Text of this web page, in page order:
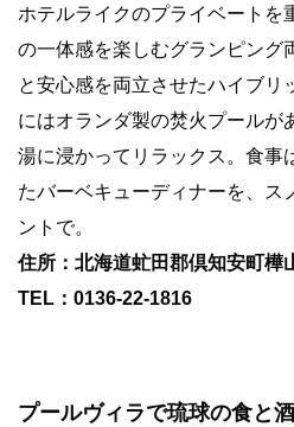
ホテルライクのプライベートを
の一体感を楽しむグランピング
と安心感を両立させたハイブリ
にはオランダ製の焚火プールが
湯に浸かってリラックス。食事
たバーベキューディナーを、ス
ントで。
住所：北海道虻田郡倶知安町樺
TEL：0136-22-1816
プールヴィラで琉球の食と